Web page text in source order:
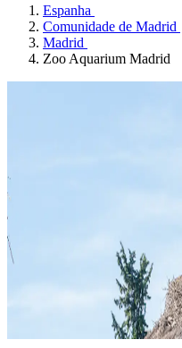
Espanha
Comunidade de Madrid
Madrid
Zoo Aquarium Madrid